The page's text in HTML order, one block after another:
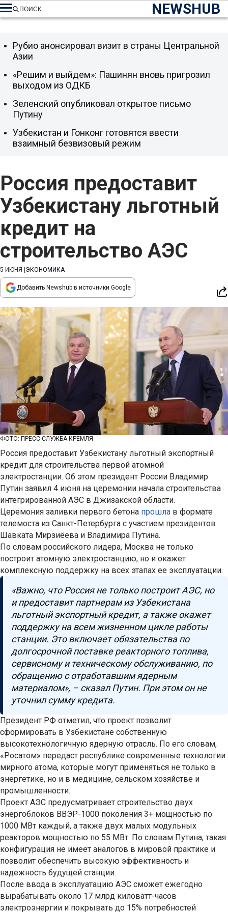
NEWSHUB
ПОИСК
Россия предоставит
Узбекистану льготный
кредит на
строительство АЭС
5 ИЮНЯ ЭКОНОМИКА
Добавить Newshub в источники Google
ФОТО: ПРЕСС-СЛУЖБА КРЕМЛЯ
Россия предоставит Узбекистану льготный экспортный
кредит для строительства первой атомной
электростанции. Об этом президент России Владимир
Путин заявил 4 июня на церемонии начала строительства
интегрированной АЭС в Джизакской области.
Церемония заливки первого бетона прошла в формате
телемоста из Санкт-Петербурга с участием президентов
Шавката Мирзиёева и Владимира Путина.
По словам российского лидера, Москва не только
построит атомную электростанцию, но и окажет
комплексную поддержку на всех этапах ее эксплуатации.
«Важно, что Россия не только построит АЭС, но
и предоставит партнерам из Узбекистана
льготный экспортный кредит, а также окажет
поддержку на всем жизненном цикле работы
станции. Это включает обязательства по
долгосрочной поставке реакторного топлива,
сервисному и техническому обслуживанию, по
обращению с отработавшим ядерным
материалом», – сказал Путин. При этом он не
уточнил сумму кредита.
Президент РФ отметил, что проект позволит
сформировать в Узбекистане собственную
высокотехнологичную ядерную отрасль. По его словам,
«Росатом» передаст республике современные технологии
мирного атома, которые могут применяться не только в
энергетике, но и в медицине, сельском хозяйстве и
промышленности.
Проект АЭС предусматривает строительство двух
энергоблоков ВВЭР-1000 поколения 3+ мощностью по
1000 МВт каждый, а также двух малых модульных
реакторов мощностью по 55 МВт. По словам Путина, такая
конфигурация не имеет аналогов в мировой практике и
позволит обеспечить высокую эффективность и
надежность будущей станции.
После ввода в эксплуатацию АЭС сможет ежегодно
вырабатывать около 17 млрд киловатт-часов
электроэнергии и покрывать до 15% потребностей
Рубио анонсировал визит в страны Центральной
Азии
«Решим и выйдем»: Пашинян вновь пригрозил
выходом из ОДКБ
Зеленский опубликовал открытое письмо
Путину
Узбекистан и Гонконг готовятся ввести
взаимный безвизовый режим